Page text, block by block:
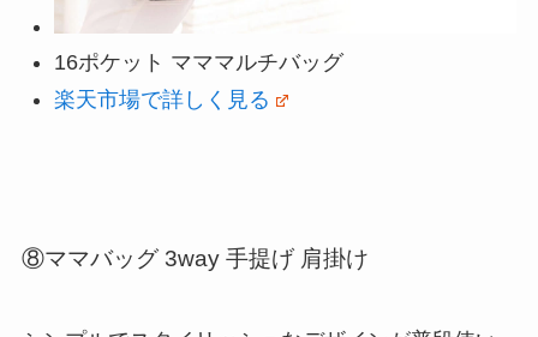
16ポケット マママルチバッグ
楽天市場で詳しく見る
⑧ママバッグ 3way 手提げ 肩掛け